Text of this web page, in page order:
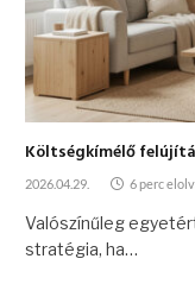
Költségkímélő
2026.04.29. 6 perc
Valószínűleg
stratégia, ha…